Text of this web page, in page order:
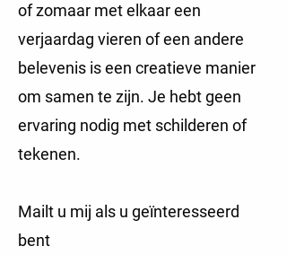
of zomaar met elkaar een
verjaardag vieren of een andere
belevenis is een creatieve manier
om samen te zijn. Je hebt geen
ervaring nodig met schilderen of
tekenen.
Mailt u mij als u geïnteresseerd
bent